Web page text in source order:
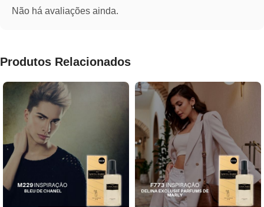
Não há avaliações ainda.
Produtos Relacionados